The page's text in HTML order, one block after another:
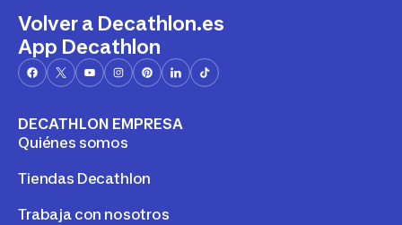
Volver a Decathlon.es
App Decathlon
DECATHLON EMPRESA
Quiénes somos
Tiendas Decathlon
Trabaja con nosotros